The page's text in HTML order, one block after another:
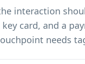
interaction
key card, and a
needs